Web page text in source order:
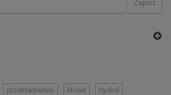
przekładniowy litowe
hydrol